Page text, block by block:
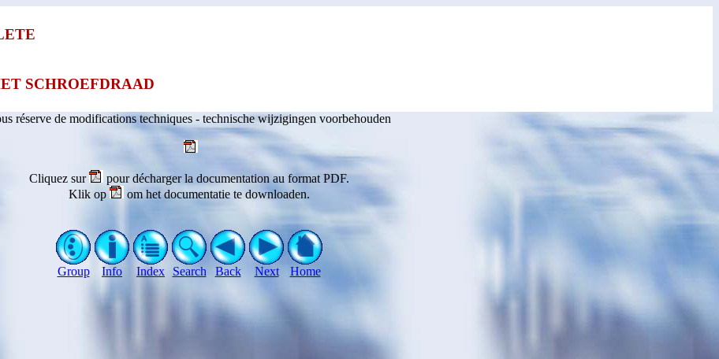
SCHROEFDRAAD
réserve de modifications techniques - technische wijzigingen voorbehouden
Cliquez sur
pour décharger la documentation au format PDF.
Klik op
om het documentatie te downloaden.
Group Info Index Search Back Next Home